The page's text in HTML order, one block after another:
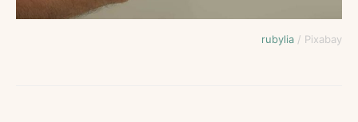
rubylia / Pixabay